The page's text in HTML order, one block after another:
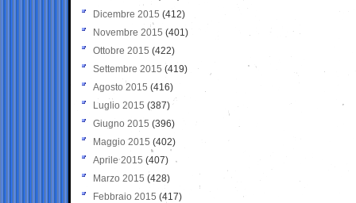
Dicembre 2015 (412)
Novembre 2015 (401)
Ottobre 2015 (422)
Settembre 2015 (419)
Agosto 2015 (416)
Luglio 2015 (387)
Giugno 2015 (396)
Maggio 2015 (402)
Aprile 2015 (407)
Marzo 2015 (428)
Febbraio 2015 (417)